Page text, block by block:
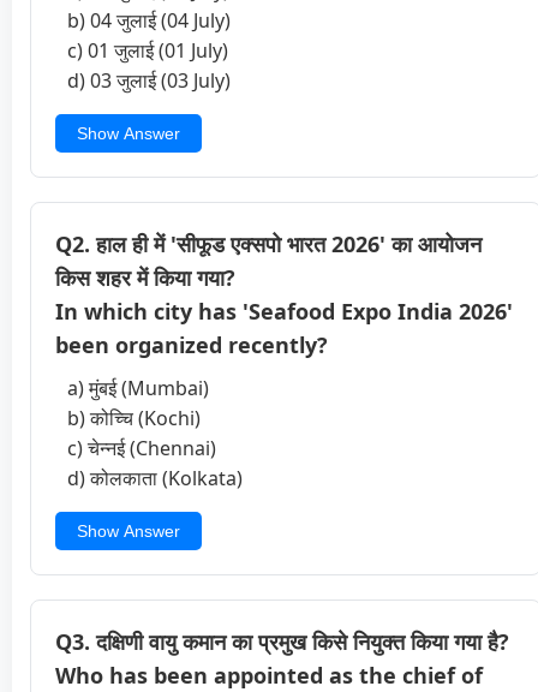
b) 04 जुलाई (04 July)
c) 01 जुलाई (01 July)
d) 03 जुलाई (03 July)
Show Answer
Q2. हाल ही में 'सीफूड एक्सपो भारत 2026' का आयोजन
किस शहर में किया गया?
In which city has 'Seafood Expo India 2026'
been organized recently?
a) मुंबई (Mumbai)
b) कोच्चि (Kochi)
c) चेन्नई (Chennai)
d) कोलकाता (Kolkata)
Show Answer
Q3. दक्षिणी वायु कमान का प्रमुख किसे नियुक्त किया गया है?
Who has been appointed as the chief of